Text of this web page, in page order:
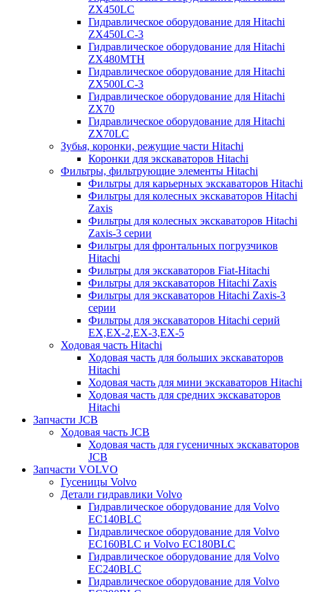
ZX450LC
Гидравлическое оборудование для Hitachi
ZX450LC-3
Гидравлическое оборудование для Hitachi
ZX480MTH
Гидравлическое оборудование для Hitachi
ZX500LC-3
Гидравлическое оборудование для Hitachi
ZX70
Гидравлическое оборудование для Hitachi
ZX70LC
Зубья, коронки, режущие части Hitachi
Коронки для экскаваторов Hitachi
Фильтры, фильтрующие элементы Hitachi
Фильтры для карьерных экскаваторов Hitachi
Фильтры для колесных экскаваторов Hitachi
Zaxis
Фильтры для колесных экскаваторов Hitachi
Zaxis-3 серии
Фильтры для фронтальных погрузчиков
Hitachi
Фильтры для экскаваторов Fiat-Hitachi
Фильтры для экскаваторов Hitachi Zaxis
Фильтры для экскаваторов Hitachi Zaxis-3
серии
Фильтры для экскаваторов Hitachi серий
EX,EX-2,EX-3,EX-5
Ходовая часть Hitachi
Ходовая часть для больших экскаваторов
Hitachi
Ходовая часть для мини экскаваторов Hitachi
Ходовая часть для средних экскаваторов
Hitachi
Запчасти JCB
Ходовая часть JCB
Ходовая часть для гусеничных экскаваторов
JCB
Запчасти VOLVO
Гусеницы Volvo
Детали гидравлики Volvo
Гидравлическое оборудование для Volvo
EC140BLC
Гидравлическое оборудование для Volvo
EC160BLC и Volvo EC180BLC
Гидравлическое оборудование для Volvo
EC240BLC
Гидравлическое оборудование для Volvo